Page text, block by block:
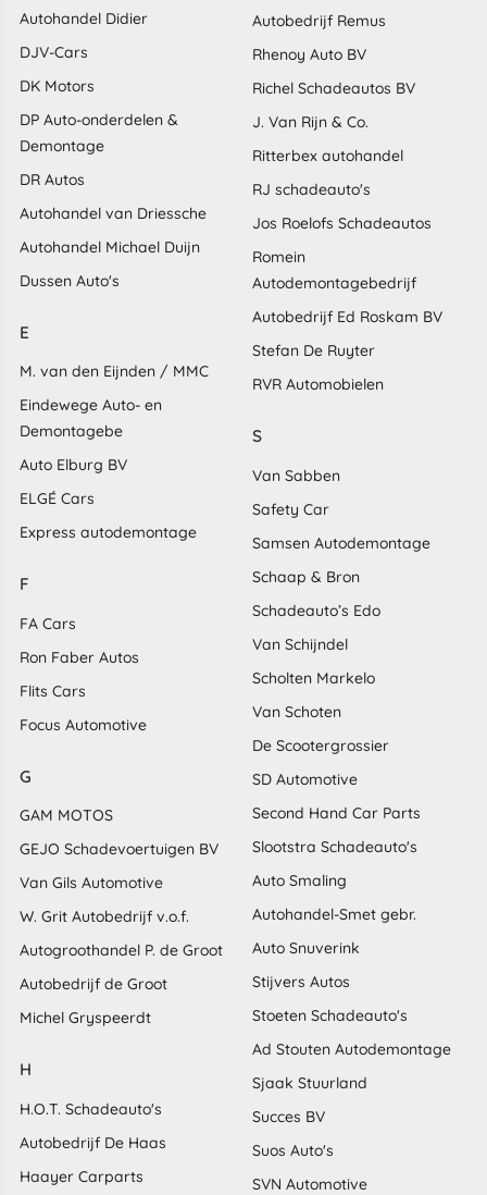
Autohandel Didier
DJV-Cars
DK Motors
DP Auto-onderdelen &
Demontage
DR Autos
Autohandel van Driessche
Autohandel Michael Duijn
Dussen Auto's
E
M. van den Eijnden / MMC
Eindewege Auto- en
Demontagebe
Auto Elburg BV
ELGÉ Cars
Express autodemontage
F
FA Cars
Ron Faber Autos
Flits Cars
Focus Automotive
G
GAM MOTOS
GEJO Schadevoertuigen BV
Van Gils Automotive
W. Grit Autobedrijf v.o.f.
Autogroothandel P. de Groot
Autobedrijf de Groot
Michel Gryspeerdt
H
H.O.T. Schadeauto's
Autobedrijf De Haas
Haayer Carparts
Autobedrijf Remus
Rhenoy Auto BV
Richel Schadeautos BV
J. Van Rijn & Co.
Ritterbex autohandel
RJ schadeauto's
Jos Roelofs Schadeautos
Romein
Autodemontagebedrijf
Autobedrijf Ed Roskam BV
Stefan De Ruyter
RVR Automobielen
S
Van Sabben
Safety Car
Samsen Autodemontage
Schaap & Bron
Schadeauto’s Edo
Van Schijndel
Scholten Markelo
Van Schoten
De Scootergrossier
SD Automotive
Second Hand Car Parts
Slootstra Schadeauto's
Auto Smaling
Autohandel-Smet gebr.
Auto Snuverink
Stijvers Autos
Stoeten Schadeauto's
Ad Stouten Autodemontage
Sjaak Stuurland
Succes BV
Suos Auto's
SVN Automotive